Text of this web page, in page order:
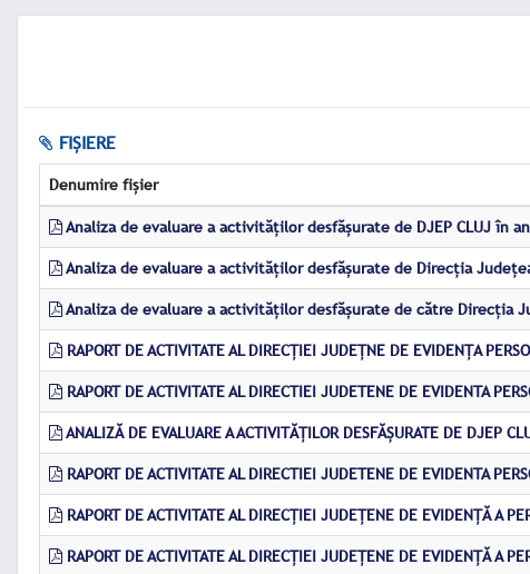
FIȘIERE
Denumire fișier
Analiza de evaluare a activităților desfășurate de DJEP CLUJ în
Analiza de evaluare a activităților desfășurate de Direcția
Analiza de evaluare a activităților desfășurate de către Direcția
RAPORT DE ACTIVITATE AL DIRECȚIEI JUDEȚNE DE EVIDENȚA
RAPORT DE ACTIVITATE AL DIRECTIEI JUDETENE DE EVIDENTA
ANALIZĂ DE EVALUARE A ACTIVITĂȚILOR DESFĂȘURATE DE DJEP
RAPORT DE ACTIVITATE AL DIRECTIEI JUDETENE DE EVIDENTA
RAPORT DE ACTIVITATE AL DIRECȚIEI JUDEȚENE DE EVIDENȚĂ A
RAPORT DE ACTIVITATE AL DIRECȚIEI JUDEȚENE DE EVIDENȚĂ A